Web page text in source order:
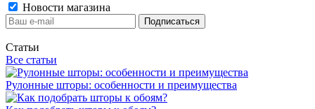
Новости магазина
Статьи
Все статьи
Рулонные шторы: особенности и преимущества